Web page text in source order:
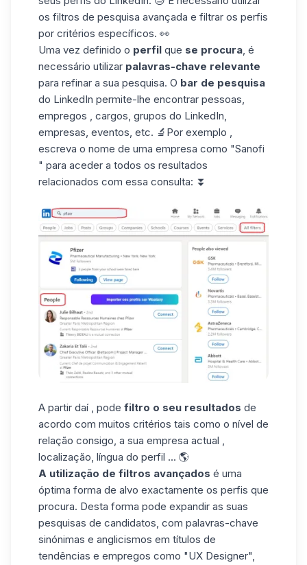
os filtros de pesquisa avançada e filtrar os perfis
por critérios específicos. 👀
Uma vez definido o perfil que se procura, é
necessário utilizar palavras-chave relevante
para refinar a sua pesquisa. O bar de pesquisa
do LinkedIn permite-lhe encontrar pessoas,
empregos , cargos, grupos do LinkedIn,
empresas, eventos, etc. 🔬Por exemplo ,
escreva o nome de uma empresa como "Sanofi
" para aceder a todos os resultados
relacionados com essa consulta: ⏬
A partir daí , pode filtro o seu resultados de
acordo com muitos critérios tais como o nível de
relação consigo, a sua empresa actual ,
localização, língua do perfil ... 🌎
A utilização de filtros avançados é uma
óptima forma de alvo exactamente os perfis que
procura. Desta forma pode expandir as suas
pesquisas de candidatos, com palavras-chave
sinónimas e anglicismos em títulos de
tendências e empregos como "UX Designer",